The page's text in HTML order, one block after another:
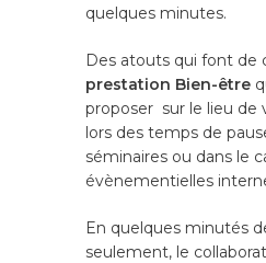
quelques minutes.
Des atouts qui font de
prestation Bien-être
proposer sur le lieu de
lors des temps de
séminaires ou dans le
évènementielles
En quelques minutés
seulement, le